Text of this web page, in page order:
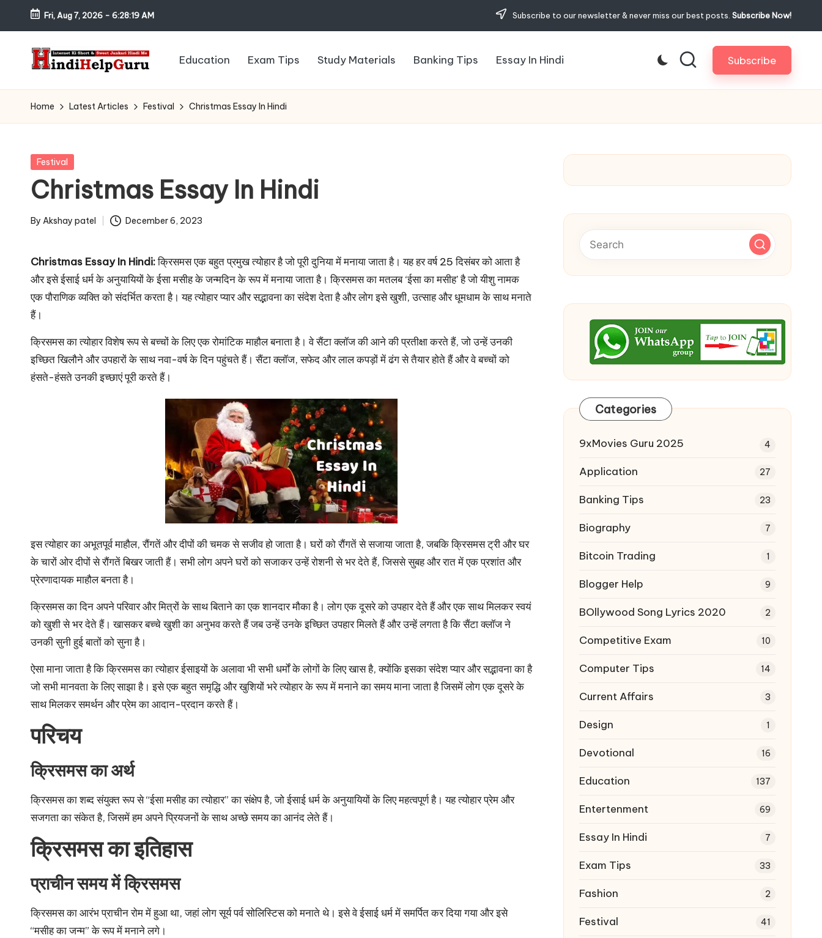
Skip
content
Fri, Aug 7, 2026 - 6:28:20 AM Subscribe to our newsletter & never miss our best posts. Subscribe Now!
H
in
H
el
p
G
u
r
u.
c
o
Ki
Short
Sweet
Jankari
Hindi
Education Exam Tips Study Materials Banking Tips Essay In Hindi Subscribe
Home Latest Articles Festival Christmas Essay In Hindi
Posted
Festival
Christmas Essay In Hindi
Posted
By Akshay patel December 6, 2023
Christmas Essay In Hindi:क्रिसमस एक बहुत प्रमुख त्योहार है जो पूरी दुनिया में मनाया जाता है। यह हर वर्ष 25 दिसंबर को आता है
और इसे ईसाई धर्म के अनुयायियों के ईसा मसीह के जन्मदिन के रूप में मनाया जाता है। क्रिसमस का मतलब ‘ईसा का मसीह’ है जो यीशु नामक
एक पौराणिक व्यक्ति को संदर्भित करता है। यह त्योहार प्यार और सद्भावना का संदेश देता है और लोग इसे खुशी, उत्साह और धूमधाम के साथ मनाते
हैं।
क्रिसमस का त्योहार विशेष रूप से बच्चों के लिए एक रोमांटिक माहौल बनाता है। वे सैंटा क्लॉज की आने की प्रतीक्षा करते हैं, जो उन्हें उनकी
इच्छित खिलौने और उपहारों के साथ नवा-वर्ष के दिन पहुंचते हैं। सैंटा क्लॉज, सफेद और लाल कपड़ों में ढंग से तैयार होते हैं और वे बच्चों को
हंसते-हंसते उनकी इच्छाएं पूरी करते हैं।
इस त्योहार का अभूतपूर्व माहौल, रौंगतें और दीपों की चमक से सजीव हो जाता है। घरों को रौंगतें से सजाया जाता है, जबकि क्रिसमस ट्री और घर
के चारों ओर दीपों से रौंगतें बिखर जाती हैं। सभी लोग अपने घरों को सजाकर उन्हें रोशनी से भर देते हैं, जिससे सुबह और रात में एक प्रशांत और
प्रेरणादायक माहौल बनता है।
क्रिसमस का दिन अपने परिवार और मित्रों के साथ बिताने का एक शानदार मौका है। लोग एक दूसरे को उपहार देते हैं और एक साथ मिलकर स्वयं
को खुशी से भर देते हैं। खासकर बच्चे खुशी का अनुभव करते हैं जब उन्हें उनके इच्छित उपहार मिलते हैं और उन्हें लगता है कि सैंटा क्लॉज ने
उनकी सुनी हुई बातों को सुना है।
ऐसा माना जाता है कि क्रिसमस का त्योहार ईसाइयों के अलावा भी सभी धर्मों के लोगों के लिए खास है, क्योंकि इसका संदेश प्यार और सद्भावना का है
जो सभी मानवता के लिए साझा है। इसे एक बहुत समृद्धि और खुशियों भरे त्योहार के रूप में मनाने का समय माना जाता है जिसमें लोग एक दूसरे के
साथ मिलकर समर्थन और प्रेम का आदान-प्रदान करते हैं।
परिचय
क्रिसमस का अर्थ
क्रिसमस का शब्द संयुक्त रूप से “ईसा मसीह का त्योहार” का संक्षेप है, जो ईसाई धर्म के अनुयायियों के लिए महत्वपूर्ण है। यह त्योहार प्रेम और
सजगता का संकेत है, जिसमें हम अपने प्रियजनों के साथ अच्छे समय का आनंद लेते हैं।
क्रिसमस का इतिहास
प्राचीन समय में क्रिसमस
क्रिसमस का आरंभ प्राचीन रोम में हुआ था, जहां लोग सूर्य पर्व सोलिस्टिस को मनाते थे। इसे वे ईसाई धर्म में समर्पित कर दिया गया और इसे
“मसीह का जन्म” के रूप में मनाने लगे।
Categories
9xMovies Guru 2025 4
Application 27
Banking Tips 23
Biography 7
Bitcoin Trading 1
Blogger Help 9
BOllywood Song Lyrics 2020 2
Competitive Exam 10
Computer Tips 14
Current Affairs 3
Design 1
Devotional 16
Education 137
Entertenment 69
Essay In Hindi 7
Exam Tips 33
Fashion 2
Festival 41